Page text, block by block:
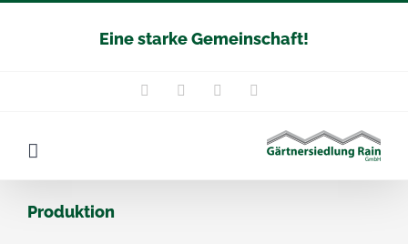
Eine starke Gemeinschaft!
InstagramFacebookYouTube
Produktion